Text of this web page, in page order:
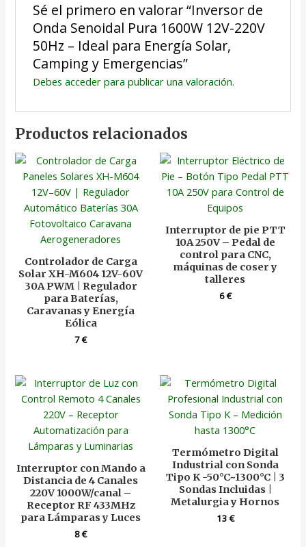
Sé el primero en valorar “Inversor de
Onda Senoidal Pura 1600W 12V-220V
50Hz – Ideal para Energía Solar,
Camping y Emergencias”
Debes accederpara publicar una valoración.
Productos relacionados
Controlador de Carga
Solar XH-M604 12V-60V
30A PWM | Regulador
para Baterías,
Caravanas y Energía
Eólica
7€
Interruptor de pie PTT
10A 250V – Pedal de
control para CNC,
máquinas de coser y
talleres
6€
Interruptor con Mando a
Distancia de 4 Canales
220V 1000W/canal –
Receptor RF 433MHz
para Lámparas y Luces
8€
Termómetro Digital
Industrial con Sonda
Tipo K -50°C~1300°C | 3
Sondas Incluidas |
Metalurgia y Hornos
13€